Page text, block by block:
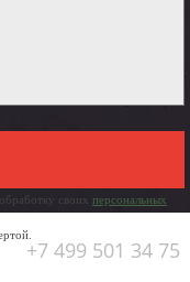
своих персональных
+7 499 501 34 75